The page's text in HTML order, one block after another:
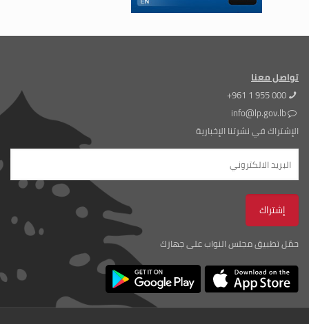
تواصل معنا
+961 1 955 000
info@lp.gov.lb
الإشتراك في نشرتنا الإخبارية
حمّل تطبيق مجلس النواب على جهازك